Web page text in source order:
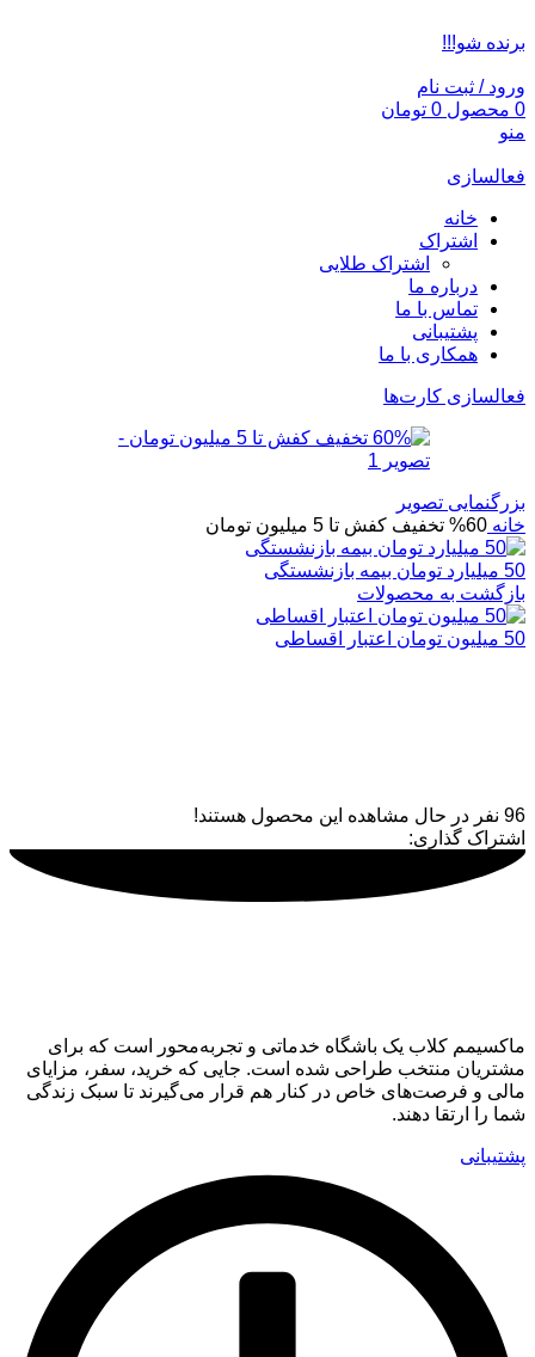
برنده شو!!!
ورود / ثبت نام
0 محصول 0 تومان
منو
فعالسازی
خانه
اشتراک
اشتراک طلایی
درباره ما
تماس با ما
پشتیبانی
همکاری با ما
فعالسازی کارت‌ها
بزرگنمایی تصویر
خانه 60% تخفیف کفش تا 5 میلیون تومان
50 میلیارد تومان بیمه بازنشستگی
بازگشت به محصولات
50 میلیون تومان اعتبار اقساطی
96 نفر در حال مشاهده این محصول هستند!
اشتراک گذاری:
ماکسیمم کلاب یک باشگاه خدماتی و تجربه‌محور است که برای
مشتریان منتخب طراحی شده است. جایی که خرید، سفر، مزایای
مالی و فرصت‌های خاص در کنار هم قرار می‌گیرند تا سبک زندگی
شما را ارتقا دهند.
پشتیبانی